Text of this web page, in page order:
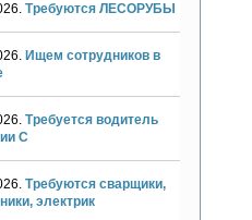
Требуются ЛЕСОРУБЫ
Ищем сотрудников в
Требуется водитель
С
Требуются сварщики,
электрик